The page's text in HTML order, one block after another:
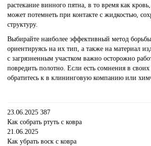
растекание винного пятна, в то время как
может потемнеть при контакте с жидкостью,
структуру.
Выбирайте наиболее эффективный метод
ориентируясь на их тип, а также на материал
с загрязненным участком важно осторожно
повредить полотно. Если есть сомнения в своих
обратитесь к в клининговую компанию или
23.06.2025 387
Как собрать ртуть с ковра
21.06.2025
Как убрать воск с ковра